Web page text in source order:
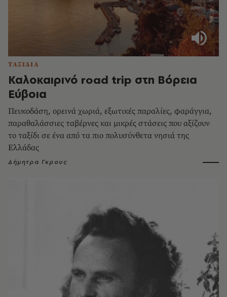
ΤΑΞΙΔΙΑ
Καλοκαιρινό road trip στη Βόρεια
Εύβοια
Πευκοδάση, ορεινά χωριά, εξωτικές παραλίες, φαράγγια,
παραθαλάσσιες ταβέρνες και μικρές στάσεις που αξίζουν
το ταξίδι σε ένα από τα πιο πολυσύνθετα νησιά της
Ελλάδας
Δήμητρα Γκρους